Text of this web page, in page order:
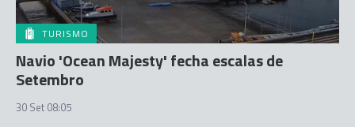
TURISMO
Navio 'Ocean Majesty' fecha escalas de
Setembro
30 Set 08:05